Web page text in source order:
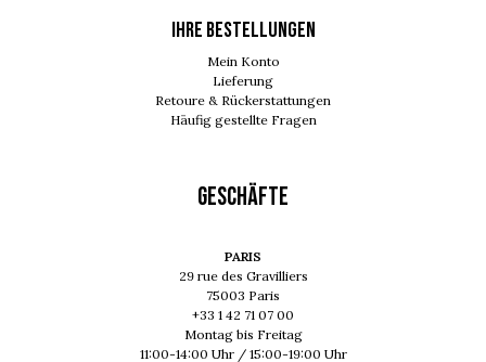
Ihre Bestellungen
Mein Konto
Lieferung
Retoure & Rückerstattungen
Häufig gestellte Fragen
GESCHÄFTE
PARIS
29 rue des Gravilliers
75003 Paris
+33 1 42 71 07 00
Montag bis Freitag
11:00-14:00 Uhr / 15:00-19:00 Uhr